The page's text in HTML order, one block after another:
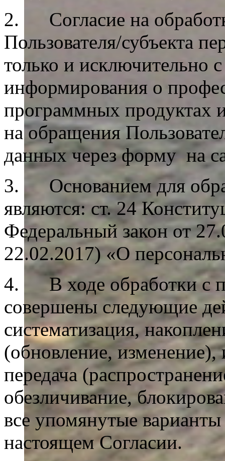
2. Согласие на
Пользователя/субъекта
только и исключительно
информирования о
программных продуктах
на обращения
данных через форму на
3. Основанием для
являются: ст. 24
Федеральный закон от
22.02.2017) «О
4. В ходе обработки с
совершены следующие
систематизация,
(обновление, изменение),
передача
обезличивание,
все упомянутые
настоящем Согласии.